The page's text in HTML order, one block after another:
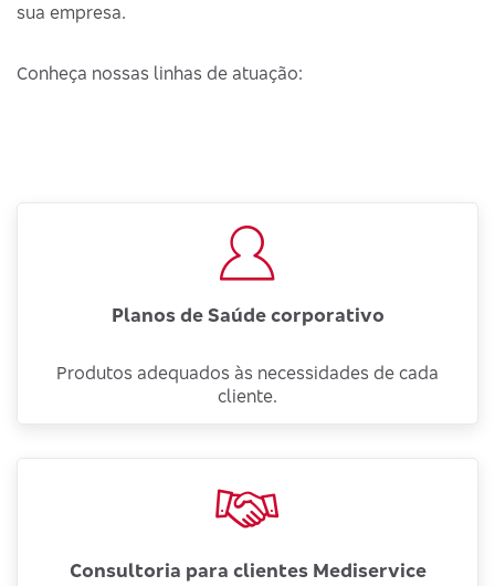
sua empresa.
Conheça nossas linhas de atuação:
Planos de Saúde corporativo
Produtos adequados às necessidades de cada
cliente.
Consultoria para clientes Mediservice